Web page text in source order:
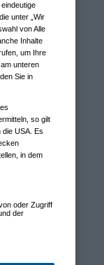
unter „Wir
von Alle
Inhalte
um Ihre
unteren
Sie in
so gilt
die USA. Es
in dem
oder Zugriff
der